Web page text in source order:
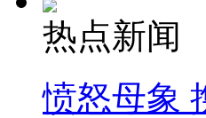
热点新闻
愤怒母象